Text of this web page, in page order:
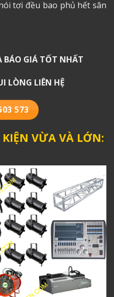
tơi đều bao phủ hết sân
GIÁ TỐT NHẤT
LÒNG LIÊN HỆ
573
VỪA VÀ LỚN: